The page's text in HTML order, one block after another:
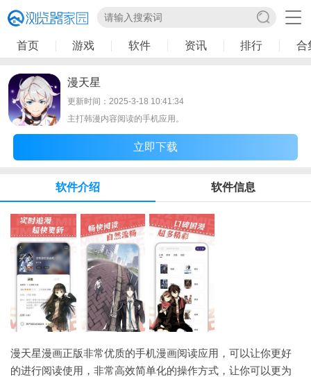
首页 游戏 软件 资讯 排行 合
漫天星
更新时间：2025-3-18 10:41:34
主打韩漫内容阅读的手机应用。
立即下载
软件介绍 软件信息
漫天星漫画正版非常优质的手机漫画阅读应用，可以让你更好
的进行阅读使用，非常高效简单化的操作方式，让你可以更为